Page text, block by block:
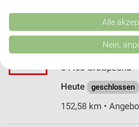
Kaufland
Sepp-Verscht-
04463 Großpösna
Heute
geschlossen
152,58 km •
Kombinationen von Daten aus
Verbesserung der Angebote.
von Inhalten.
Daten können außerhalb der
Website/App.
Partnerliste anzeigen (1 IAB-
Wir nutzen Ihre Daten für folgende
Alle
Nein,